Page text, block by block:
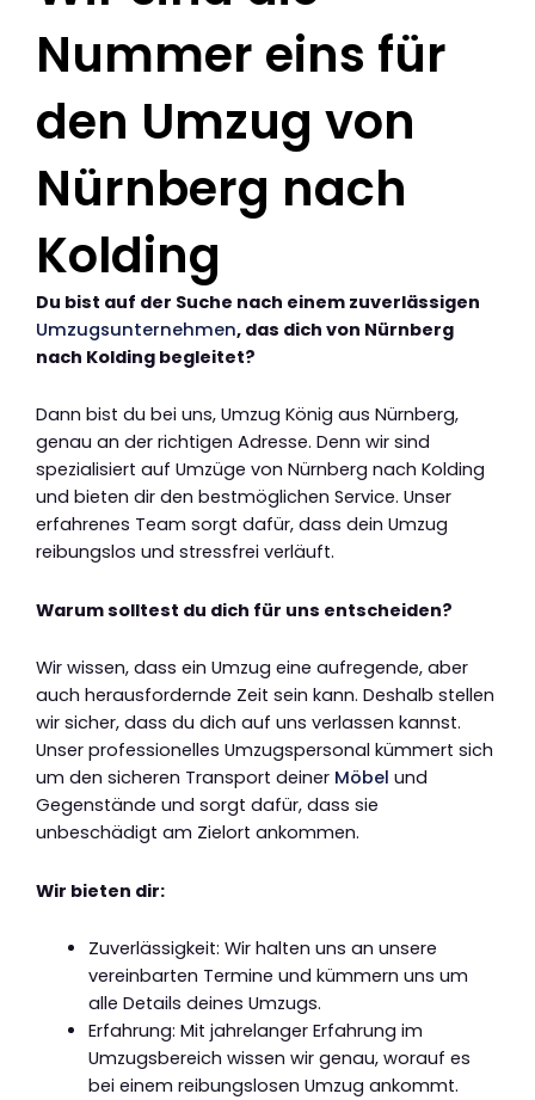
Nummer eins für
den Umzug von
Nürnberg nach
Kolding
Du bist auf der Suche nach einem zuverlässigen
Umzugsunternehmen, das dich von Nürnberg
nach Kolding begleitet?
Dann bist du bei uns, Umzug König aus Nürnberg,
genau an der richtigen Adresse. Denn wir sind
spezialisiert auf Umzüge von Nürnberg nach Kolding
und bieten dir den bestmöglichen Service. Unser
erfahrenes Team sorgt dafür, dass dein Umzug
reibungslos und stressfrei verläuft.
Warum solltest du dich für uns entscheiden?
Wir wissen, dass ein Umzug eine aufregende, aber
auch herausfordernde Zeit sein kann. Deshalb stellen
wir sicher, dass du dich auf uns verlassen kannst.
Unser professionelles Umzugspersonal kümmert sich
um den sicheren Transport deiner Möbel und
Gegenstände und sorgt dafür, dass sie
unbeschädigt am Zielort ankommen.
Wir bieten dir:
Zuverlässigkeit: Wir halten uns an unsere
vereinbarten Termine und kümmern uns um
alle Details deines Umzugs.
Erfahrung: Mit jahrelanger Erfahrung im
Umzugsbereich wissen wir genau, worauf es
bei einem reibungslosen Umzug ankommt.